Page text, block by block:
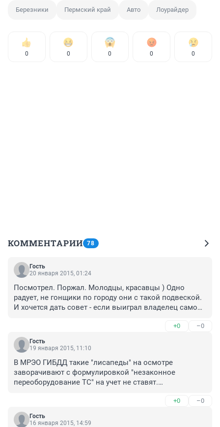
Березники Пермский край Авто Лоурайдер
0 0 0 0 0
КОММЕНТАРИИ 78
Гость
20 января 2015, 01:24
Посмотрел. Поржал. Молодцы, красавцы ) Одно
радует, не гонщики по городу они с такой подвеской.
И хочется дать совет - если выиграл владелец самой
опускайте и приз ваш ) А еще лучше, сделать тюнинг
дорожным катком, в блин )
+0 –0
Гость
19 января 2015, 11:10
В МРЭО ГИБДД такие "лисапеды" на осмотре
заворачивают с формулировкой "незаконное
переоборудование ТС" на учет не ставят.
Прямо на дороге при проверке документов могут
погрузить на эвакуатор при подозрении инспектора
на предмет внесения изменений в конструкцию ТС.
+0 –0
Гость
16 января 2015, 14:59